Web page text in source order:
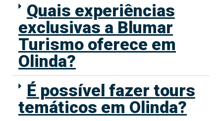
Quais experiências
exclusivas a Blumar
Turismo oferece em
Olinda?
É possível fazer tours
temáticos em Olinda?